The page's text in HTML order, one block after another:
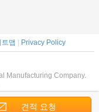
견적 요청
맵 Privacy Policy
Manufacturing Company.